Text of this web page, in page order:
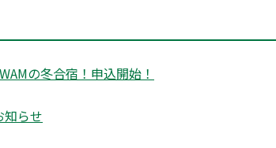
の冬合宿！申込開始！
知らせ